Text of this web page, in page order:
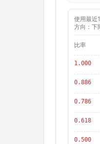
使用最近
方向：下
比率
1.000
0.886
0.786
0.618
0.500